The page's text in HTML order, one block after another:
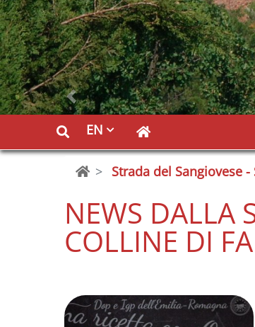
Previous
EN
Strada del Sangiovese
NEWS DALLA
COLLINE DI